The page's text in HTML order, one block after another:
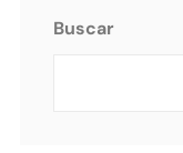
Buscar